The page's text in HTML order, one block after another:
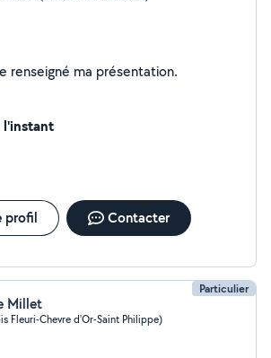
Je n'ai pas encore renseigné ma présentation.
l'instant
profil Contacter
Particulier
Millet
Fleuri-Chevre d'Or-Saint Philippe)